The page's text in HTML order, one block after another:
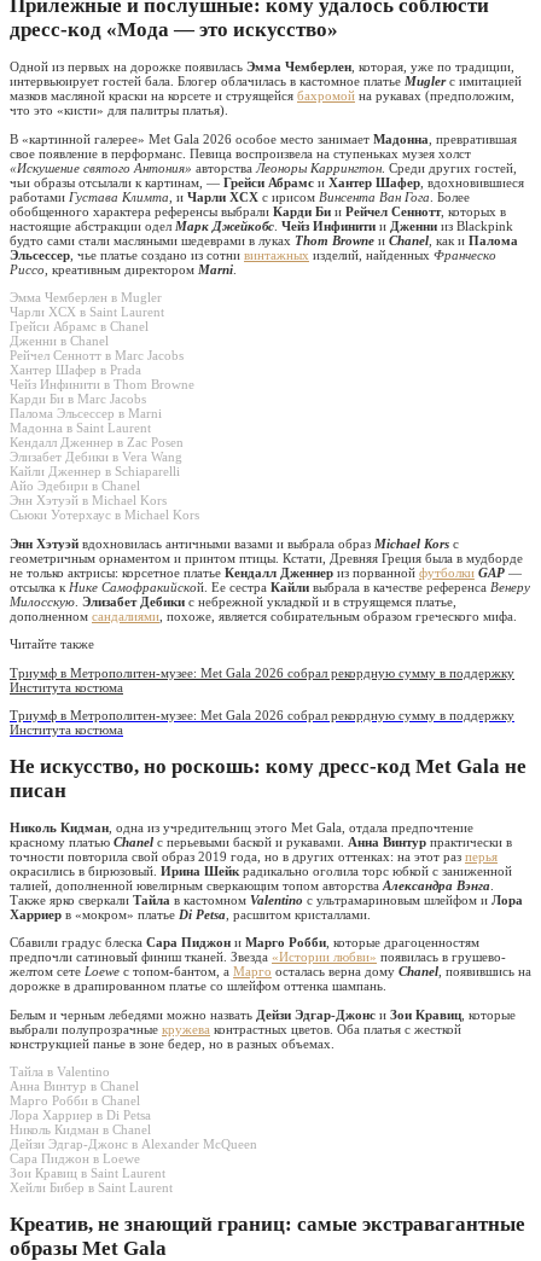
Прилежные и послушные: кому удалось соблюсти
дресс-код «Мода — это искусство»
Одной из первых на дорожке появилась Эмма Чемберлен, которая, уже по традиции,
интервьюирует гостей бала. Блогер облачилась в кастомное платье Muglerс имитацией
мазков масляной краски на корсете и струящейся бахромой на рукавах (предположим,
что это «кисти» для палитры платья).
В «картинной галерее» Met Gala 2026 особое место занимает Мадонна , превратившая
свое появление в перформанс. Певица воспроизвела на ступеньках музея холст
«Искушение святого Антония» авторства Леоноры Каррингтон . Среди других гостей,
чьи образы отсылали к картинам, — Грейси Абрамс и Хантер Шафер , вдохновившиеся
работами Густава Климта , и Чарли XCX с ирисом Винсента Ван Гога . Более
обобщенного характера референсы выбрали Карди Би и Рейчел Сеннотт, которых в
настоящие абстракции одел Марк Джейкобс Чейз Инфинити и Дженни из Blackpink
будто сами стали масляными шедеврами в луках Thom Browne и Chanel , как и Палома
Эльсессер , чье платье создано из сотни винтажных изделий, найденных Франческо
Риссо , креативным директором Marni
Эмма Чемберлен в Mugler
Чарли XCX в Saint Laurent
Грейси Абрамс в Chanel
Дженни в Chanel
Рейчел Сеннотт в Marc Jacobs
Хантер Шафер в Prada
Чейз Инфинити в Thom Browne
Карди Би в Marc Jacobs
Палома Эльсессер в Marni
Мадонна в Saint Laurent
Кендалл Дженнер в Zac Posen
Элизабет Дебики в Vera Wang
Кайли Дженнер в Schiaparelli
Айо Эдебири в Chanel
Энн Хэтуэй в Michael Kors
Сьюки Уотерхаус в Michael Kors
Энн Хэтуэй вдохновилась античными вазами и выбрала образ Michael Kors с
геометричным орнаментом и принтом птицы. Кстати, Древняя Греция была в мудборде
не только актрисы: корсетное платье Кендалл Дженнер из порванной футболки GAP —
отсылка к Нике Самофракийской. Ее сестра Кайли выбрала в качестве референса Венеру
Милосскую Элизабет Дебики с небрежной укладкой и в струящемся платье,
дополненном сандалиями , похоже, является собирательным образом греческого мифа.
Читайте также
Триумф в Метрополитен-музее: Met Gala 2026 собрал рекордную сумму в поддержку
Института костюма
Триумф в Метрополитен-музее: Met Gala 2026 собрал рекордную сумму в поддержку
Института костюма
Не искусство, но роскошь: кому дресс-код Met Gala не
писан
Николь Кидман , одна из учредительниц этого Met Gala, отдала предпочтение
красному платью Chanel с перьевыми баской и рукавами. Анна Винтур практически в
точности повторила свой образ 2019 года, но в других оттенках: на этот раз перья
окрасились в бирюзовый. Ирина Шейк радикально оголила торс юбкой с заниженной
талией, дополненной ювелирным сверкающим топом авторства Александра Вэнга
Также ярко сверкали Тайла в кастомном Valentino с ультрамариновым шлейфом и Лора
Харриер в «мокром» платье Di Petsa , расшитом кристаллами.
Сбавили градус блеска Сара Пиджон и Марго Робби , которые драгоценностям
предпочли сатиновый финиш тканей. Звезда «Истории любви» появилась в грушево-
желтом сете Loewe с топом-бантом, а Марго осталась верна дому Chanel , появившись на
дорожке в драпированном платье со шлейфом оттенка шампань.
Белым и черным лебедями можно назвать Дейзи Эдгар-Джонс и Зои Кравиц , которые
выбрали полупрозрачные кружева контрастных цветов. Оба платья с жесткой
конструкцией панье в зоне бедер, но в разных объемах.
Тайла в Valentino
Анна Винтур в Chanel
Марго Робби в Chanel
Лора Харриер в Di Petsa
Николь Кидман в Chanel
Дейзи Эдгар-Джонс в Alexander McQueen
Сара Пиджон в Loewe
Зои Кравиц в Saint Laurent
Хейли Бибер в Saint Laurent
Креатив, не знающий границ: самые экстравагантные
образы Met Gala